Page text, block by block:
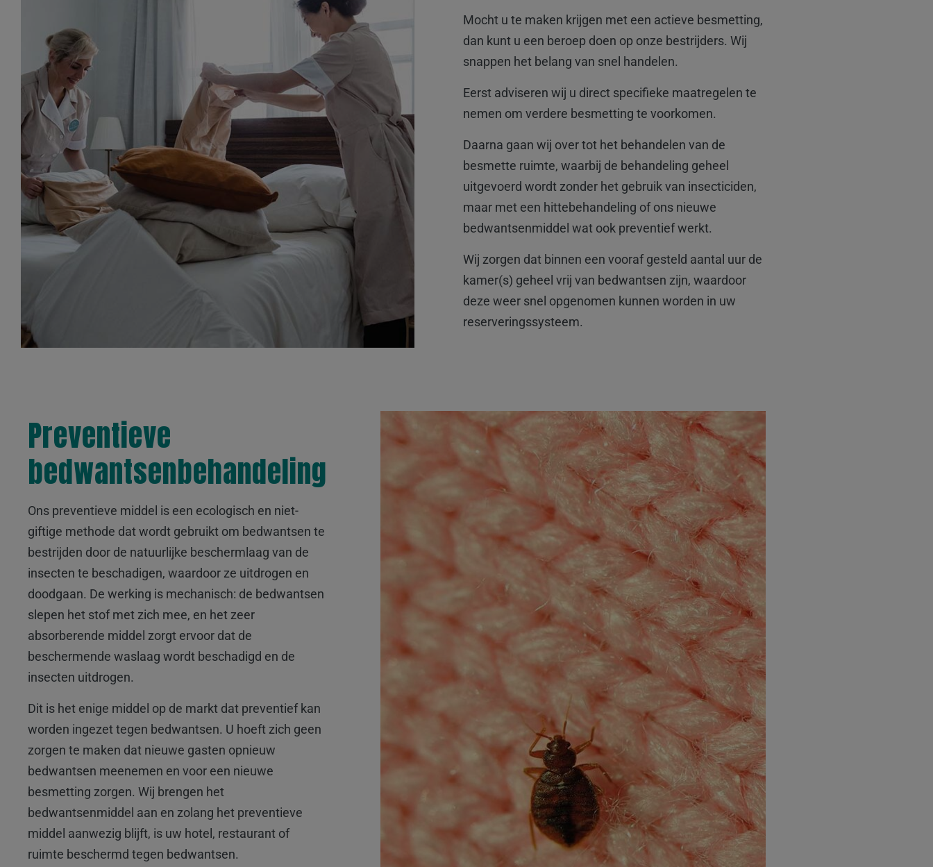
Mocht u te maken krijgen met een actieve besmetting,
dan kunt u een beroep doen op onze bestrijders. Wij
snappen het belang van snel handelen.
Eerst adviseren wij u direct specifieke maatregelen te
nemen om verdere besmetting te voorkomen.
Daarna gaan wij over tot het behandelen van de
besmette ruimte, waarbij de behandeling geheel
uitgevoerd wordt zonder het gebruik van insecticiden,
maar met een hittebehandeling of ons nieuwe
bedwantsenmiddel wat ook preventief werkt.
Wij zorgen dat binnen een vooraf gesteld aantal uur de
kamer(s) geheel vrij van bedwantsen zijn, waardoor
deze weer snel opgenomen kunnen worden in uw
reserveringssysteem.
Preventieve
bedwantsenbehandeling
Ons preventieve middel is een ecologisch en niet-
giftige methode dat wordt gebruikt om bedwantsen te
bestrijden door de natuurlijke beschermlaag van de
insecten te beschadigen, waardoor ze uitdrogen en
doodgaan. De werking is mechanisch: de bedwantsen
slepen het stof met zich mee, en het zeer
absorberende middel zorgt ervoor dat de
beschermende waslaag wordt beschadigd en de
insecten uitdrogen.
Dit is het enige middel op de markt dat preventief kan
worden ingezet tegen bedwantsen. U hoeft zich geen
zorgen te maken dat nieuwe gasten opnieuw
bedwantsen meenemen en voor een nieuwe
besmetting zorgen. Wij brengen het
bedwantsenmiddel aan en zolang het preventieve
middel aanwezig blijft, is uw hotel, restaurant of
ruimte beschermd tegen bedwantsen.